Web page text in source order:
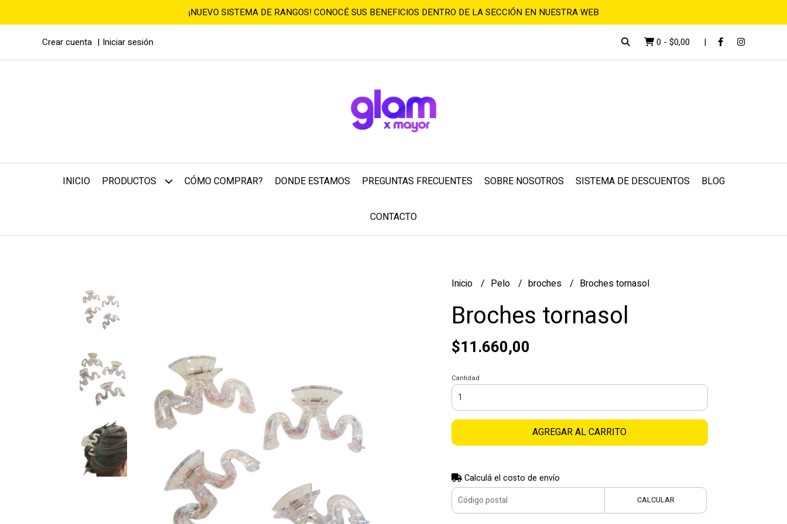
¡NUEVO SISTEMA DE RANGOS! CONOCÉ SUS BENEFICIOS DENTRO DE LA SECCIÓN EN NUESTRA WEB
Crear cuenta Iniciar sesión 0 - $0,00
INICIO PRODUCTOS CÓMO COMPRAR? DONDE ESTAMOS PREGUNTAS FRECUENTES SOBRE NOSOTROS SISTEMA DE DESCUENTOS BLOG
CONTACTO
Inicio Pelo broches Broches tornasol
Broches tornasol
$11.660,00
Cantidad
AGREGAR AL CARRITO
Calculá el costo de envío
CALCULAR